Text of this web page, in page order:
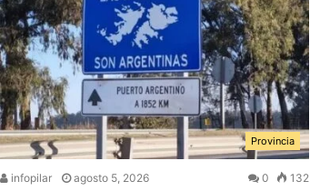
Provincia
infopilar agosto 5, 2026 0 132